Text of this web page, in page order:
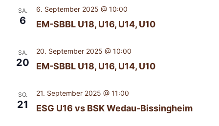
SA.
6 EM-SBBL U18, U16, U14, U10
6. September 2025 @ 10:00
SA.
20 EM-SBBL U18, U16, U14, U10
20. September 2025 @ 10:00
SO.
21 ESG U16 vs BSK Wedau-Bissingheim
21. September 2025 @ 11:00